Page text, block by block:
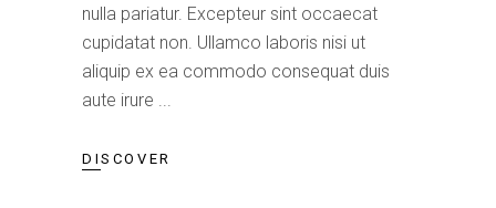
nulla pariatur. Excepteur sint occaecat
cupidatat non. Ullamco laboris nisi ut
aliquip ex ea commodo consequat duis
aute irure
DISCOVER